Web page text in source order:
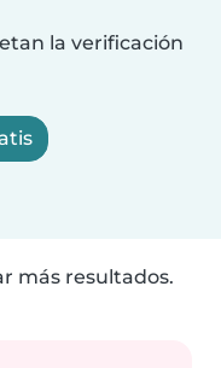
la verificación
más resultados.